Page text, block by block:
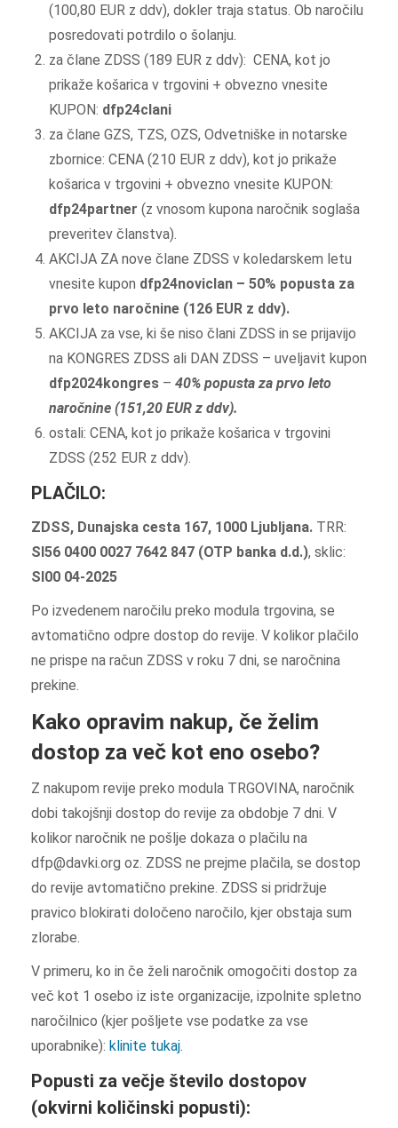
(100,80 EUR z ddv), dokler traja status. Ob naročilu
posredovati potrdilo o šolanju.
za člane ZDSS (189 EUR z ddv): CENA, kot jo
prikaže košarica v trgovini + obvezno vnesite
KUPON: dfp24clani
za člane GZS, TZS, OZS, Odvetniške in notarske
zbornice: CENA (210 EUR z ddv), kot jo prikaže
košarica v trgovini + obvezno vnesite KUPON:
dfp24partner (z vnosom kupona naročnik soglaša
preveritev članstva).
AKCIJA ZA nove člane ZDSS v koledarskem letu
vnesite kupon dfp24noviclan – 50% popusta za
prvo leto naročnine (126 EUR z ddv).
AKCIJA za vse, ki še niso člani ZDSS in se prijavijo
na KONGRES ZDSS ali DAN ZDSS – uveljavit kupon
dfp2024kongres – 40% popusta za prvo leto
naročnine (151,20 EUR z ddv).
ostali: CENA, kot jo prikaže košarica v trgovini
ZDSS (252 EUR z ddv).
PLAČILO:
ZDSS, Dunajska cesta 167, 1000 Ljubljana. TRR:
SI56 0400 0027 7642 847 (OTP banka d.d.), sklic:
SI00 04-2025
Po izvedenem naročilu preko modula trgovina, se
avtomatično odpre dostop do revije. V kolikor plačilo
ne prispe na račun ZDSS v roku 7 dni, se naročnina
prekine.
Kako opravim nakup, če želim
dostop za več kot eno osebo?
Z nakupom revije preko modula TRGOVINA, naročnik
dobi takojšnji dostop do revije za obdobje 7 dni. V
kolikor naročnik ne pošlje dokaza o plačilu na
dfp@davki.org oz. ZDSS ne prejme plačila, se dostop
do revije avtomatično prekine. ZDSS si pridržuje
pravico blokirati določeno naročilo, kjer obstaja sum
zlorabe.
V primeru, ko in če želi naročnik omogočiti dostop za
več kot 1 osebo iz iste organizacije, izpolnite spletno
naročilnico (kjer pošljete vse podatke za vse
uporabnike): klinite tukaj.
Popusti za večje število dostopov
(okvirni količinski popusti):